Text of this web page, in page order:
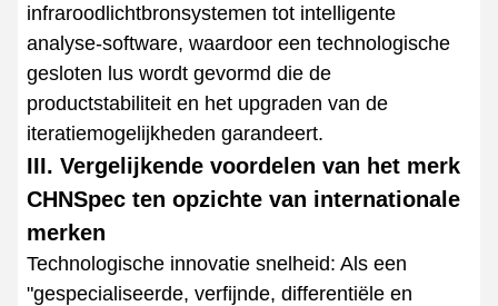
infraroodlichtbronsystemen tot intelligente
analyse-software, waardoor een technologische
gesloten lus wordt gevormd die de
productstabiliteit en het upgraden van de
iteratiemogelijkheden garandeert.
III. Vergelijkende voordelen van het merk
CHNSpec ten opzichte van internationale
merken
Technologische innovatie snelheid: Als een
"gespecialiseerde, verfijnde, differentiële en